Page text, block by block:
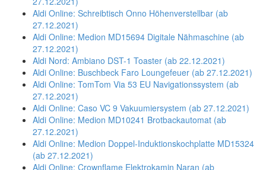
Aldi Online: Schreibtisch Onno Höhenverstellbar (ab
27.12.2021)
Aldi Online: Medion MD15694 Digitale Nähmaschine (ab
27.12.2021)
Aldi Nord: Ambiano DST-1 Toaster (ab 22.12.2021)
Aldi Online: Buschbeck Faro Loungefeuer (ab 27.12.2021)
Aldi Online: TomTom Via 53 EU Navigationssystem (ab
27.12.2021)
Aldi Online: Caso VC 9 Vakuumiersystem (ab 27.12.2021)
Aldi Online: Medion MD10241 Brotbackautomat (ab
27.12.2021)
Aldi Online: Medion Doppel-Induktionskochplatte MD15324
(ab 27.12.2021)
Aldi Online: Crownflame Elektrokamin Naran (ab